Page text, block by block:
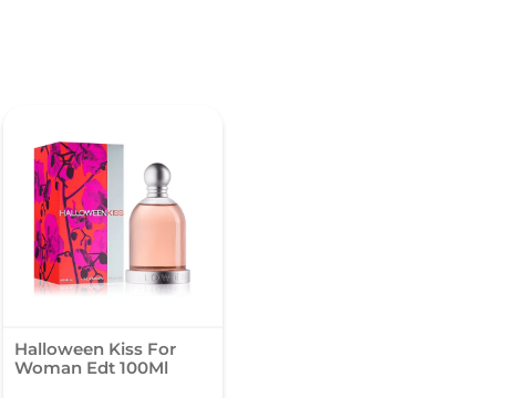
Halloween Kiss For
Woman Edt 100Ml